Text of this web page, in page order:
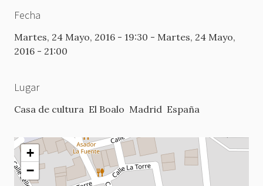
Fecha
Martes, 24 Mayo, 2016 - 19:30 - Martes, 24 Mayo,
2016 - 21:00
Lugar
Casa de cultura El Boalo Madrid España
+
−